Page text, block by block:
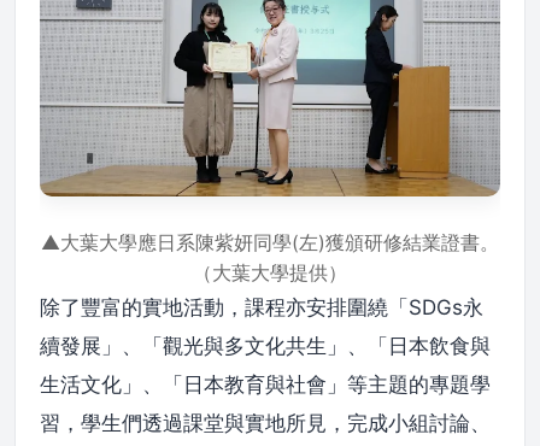
▲大葉大學應日系陳紫妍同學(左)獲頒研修結業證書。
（大葉大學提供）
除了豐富的實地活動，課程亦安排圍繞「SDGs永
續發展」、「觀光與多文化共生」、「日本飲食與
生活文化」、「日本教育與社會」等主題的專題學
習，學生們透過課堂與實地所見，完成小組討論、